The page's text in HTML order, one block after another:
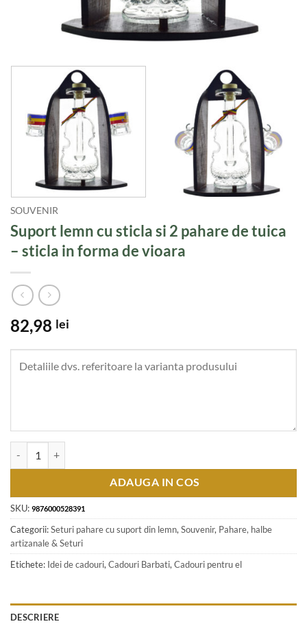
SOUVENIR
Suport lemn cu sticla si 2 pahare de tuica
– sticla in forma de vioara
82,98 lei
ADAUGA IN COS
SKU: 9876000528391
Categorii:Seturi pahare cu suport din lemn, Souvenir, Pahare, halbe
artizanale & Seturi
Etichete: Idei de cadouri, Cadouri Barbati, Cadouri pentru el
DESCRIERE